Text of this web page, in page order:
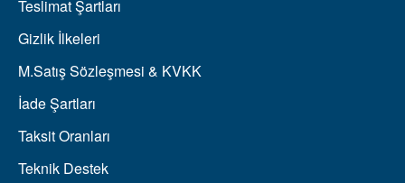
Teslimat Şartları
Gizlik İlkeleri
M.Satış Sözleşmesi & KVKK
İade Şartları
Taksit Oranları
Teknik Destek